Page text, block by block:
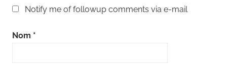
Notify me of followup comments via e-mail
Nom *